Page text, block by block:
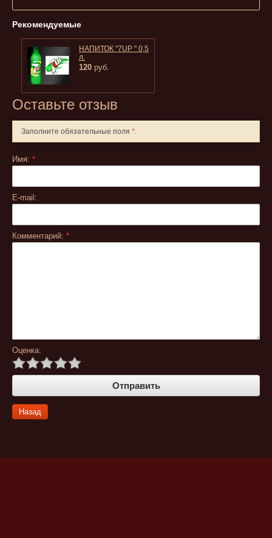
Рекомендуемые
НАПИТОК "7UP " 0,5
л.
120 руб.
Оставьте отзыв
Заполните обязательные поля *.
Имя: *
E-mail:
Комментарий: *
Оценка:
Назад